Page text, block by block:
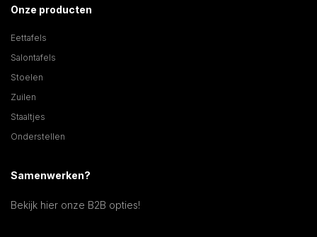
Onze producten
Eettafels
Salontafels
Stoelen
Zuilen
Staaltjes
Onderstellen
Samenwerken?
Bekijk hier onze B2B opties!